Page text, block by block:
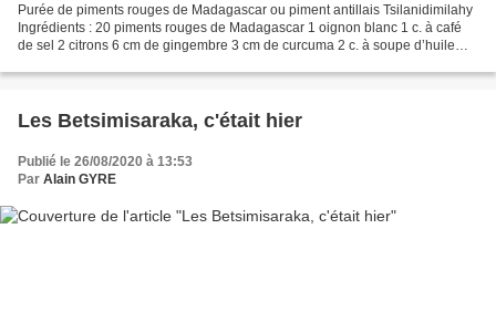
Purée de piments rouges de Madagascar ou piment antillais Tsilanidimilahy
Ingrédients : 20 piments rouges de Madagascar 1 oignon blanc 1 c. à café
de sel 2 citrons 6 cm de gingembre 3 cm de curcuma 2 c. à soupe d’huile
​​​​​​​Les Betsimisaraka, c'était hier
Publié le 26/08/2020 à 13:53
Par Alain GYRE